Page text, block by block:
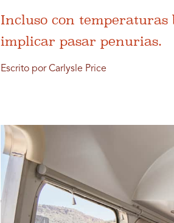
Incluso con
implicar pasar penurias.
Escrito por Carlysle Price